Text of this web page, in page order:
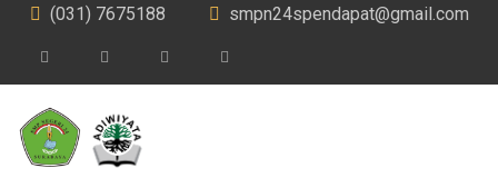
(031) 7675188 smpn24spendapat@gmail.com